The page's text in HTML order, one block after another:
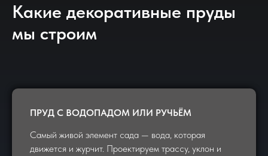
Какие декоративные пруды
мы строим
ПРУД С ВОДОПАДОМ ИЛИ РУЧЬЁМ
Самый живой элемент сада — вода, которая
движется и журчит. Проектируем трассу, уклон и